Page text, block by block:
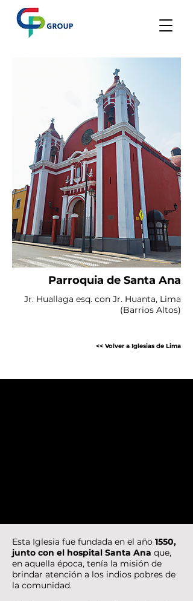
Parroquia de Santa Ana
Jr. Huallaga esq. con Jr. Huanta, Lima
(Barrios Altos)
<< Volver a Iglesias de Lima
Esta Iglesia fue fundada en el año 1550,
junto con el hospital Santa Ana que,
en aquella época, tenía la misión de
brindar atención a los indios pobres de
la comunidad.